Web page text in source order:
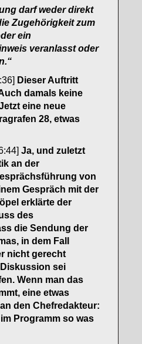
darf weder direkt
Zugehörigkeit zum
ein
veranlasst oder
Dieser Auftritt
damals keine
eine neue
28, etwas
Ja, und zuletzt
an der
von
Gespräch mit der
erklärte der
des
die Sendung der
in dem Fall
nicht gerecht
sei
Wenn man das
eine etwas
den Chefredakteur:
Programm so was